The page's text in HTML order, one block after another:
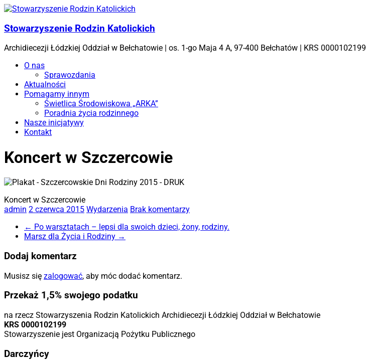
Skip
content
Stowarzyszenie Rodzin Katolickich
Archidiecezji Łódzkiej Oddział w Bełchatowie | os. 1-go Maja 4 A, 97-400 Bełchatów | KRS 0000102199
Menu
O nas
Sprawozdania
Aktualności
Pomagamy innym
Świetlica Środowiskowa „ARKA”
Poradnia życia rodzinnego
Nasze inicjatywy
Kontakt
Koncert w Szczercowie
Koncert w Szczercowie
admin 2 czerwca 2015 Wydarzenia Brak komentarzy
← Po warsztatach – lepsi dla swoich dzieci, żony, rodziny.
Marsz dla Życia i Rodziny →
Dodaj komentarz
Musisz się zalogować, aby móc dodać komentarz.
Przekaż 1,5% swojego podatku
na rzecz Stowarzyszenia Rodzin Katolickich Archidiecezji Łódzkiej Oddział w Bełchatowie
KRS 0000102199
Stowarzyszenie jest Organizacją Pożytku Publicznego
Darczyńcy